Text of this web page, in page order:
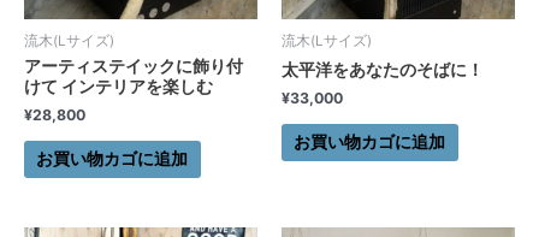
流木(Lサイズ)
アーティステイックに飾り付
けて インテリアを楽しむ
¥28,800
お買い物カゴに追加
流木(Lサイズ)
太平洋をあなたのそばに！
¥33,000
お買い物カゴに追加